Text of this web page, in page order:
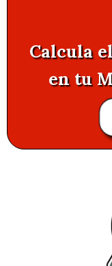
Calcula
en tu